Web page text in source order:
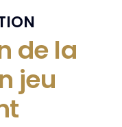
de la
jeu